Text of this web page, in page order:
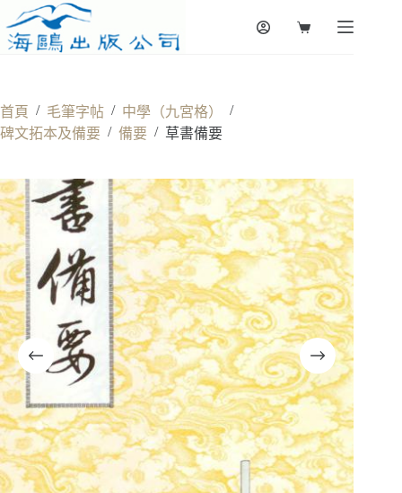
to
content
Shopping
首頁 / 毛筆字帖 / 中學（九宮格）
/
碑文拓本及備要 / 備要 / 草書備要